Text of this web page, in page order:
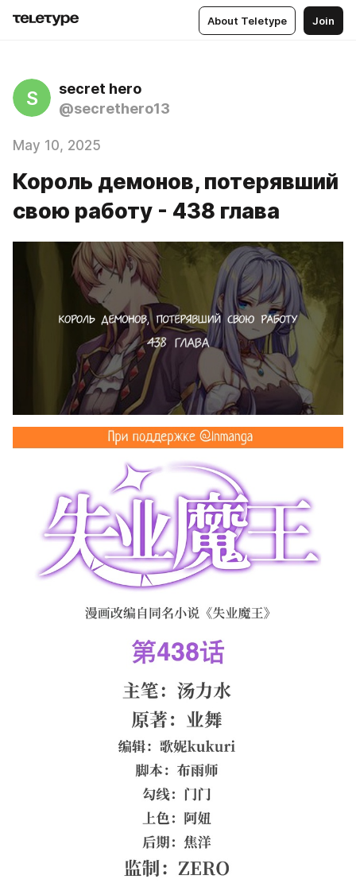
About Teletype Join
S
secret hero
@secrethero13
May 10, 2025
Король демонов, потерявший
свою работу - 438 глава